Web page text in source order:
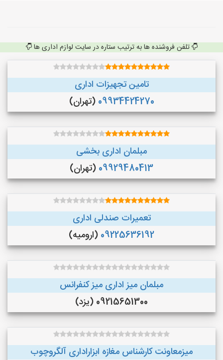
تلفن فروشنده ها به ترتیب ستاره در سایت لوازم اداری ها
تامین تجهیزات اداری
09934424270 (تهران)
مبلمان اداری بخشی
09929480413 (تهران)
تعمیرات صندلی اداری
09225636192 (ارومیه)
مبلمان میز اداری میز کنفرانس
09215651300 (یزد)
میزمعاونت کارشناس مغازه ابزاراداری آلگروچوب